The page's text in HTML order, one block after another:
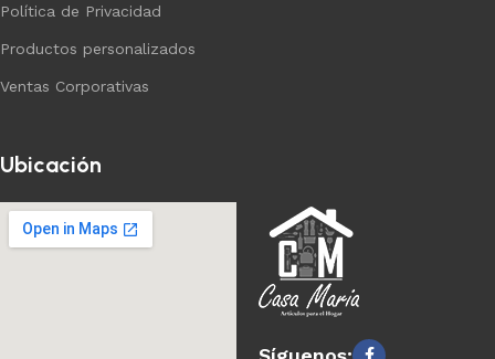
Política de Privacidad
Productos personalizados
Ventas Corporativas
Ubicación